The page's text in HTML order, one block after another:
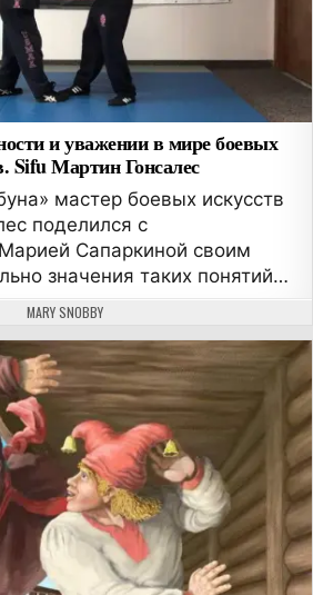
и уважении в мире боевых
Sifu Мартин Гонсалес
мастер боевых искусств
поделился c
Сапаркиной своим
значения таких понятий…
АВТОР:
MARY SNOBBY